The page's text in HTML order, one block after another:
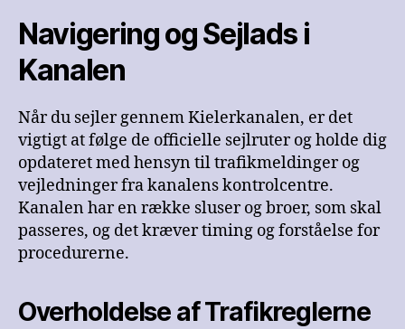
Navigering og Sejlads i
Kanalen
Når du sejler gennem Kielerkanalen, er det
vigtigt at følge de officielle sejlruter og holde dig
opdateret med hensyn til trafikmeldinger og
vejledninger fra kanalens kontrolcentre.
Kanalen har en række sluser og broer, som skal
passeres, og det kræver timing og forståelse for
procedurerne.
Overholdelse af Trafikreglerne